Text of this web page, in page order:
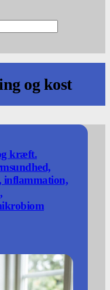
og kost
kræft.
inflammation,